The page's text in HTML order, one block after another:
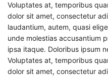
Voluptates at, temporibus
dolor sit amet, consectetur
laudantium, autem, quasi
unde molestias accusantium
ipsa itaque. Doloribus ipsum
Voluptates at, temporibus
dolor sit amet, consectetur